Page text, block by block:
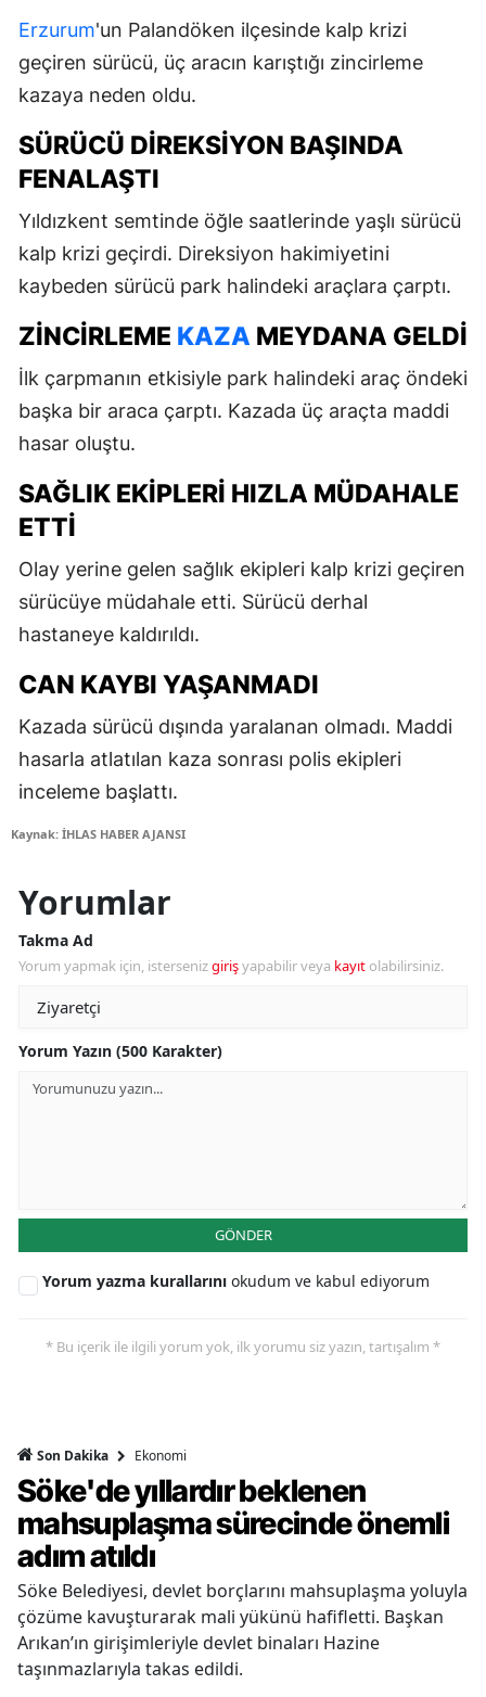
Erzurum'un Palandöken ilçesinde kalp krizi
geçiren sürücü, üç aracın karıştığı zincirleme
kazaya neden oldu.
SÜRÜCÜ DIREKSIYON BAŞINDA
FENALAŞTI
Yıldızkent semtinde öğle saatlerinde yaşlı sürücü
kalp krizi geçirdi. Direksiyon hakimiyetini
kaybeden sürücü park halindeki araçlara çarptı.
ZINCIRLEME KAZA MEYDANA GELDI
İlk çarpmanın etkisiyle park halindeki araç öndeki
başka bir araca çarptı. Kazada üç araçta maddi
hasar oluştu.
SAĞLIK EKIPLERI HIZLA MÜDAHALE
ETTI
Olay yerine gelen sağlık ekipleri kalp krizi geçiren
sürücüye müdahale etti. Sürücü derhal
hastaneye kaldırıldı.
CAN KAYBI YAŞANMADI
Kazada sürücü dışında yaralanan olmadı. Maddi
hasarla atlatılan kaza sonrası polis ekipleri
inceleme başlattı.
Kaynak: İHLAS HABER AJANSI
Yorumlar
Takma Ad
Yorum yapmak için, istersenizgirişyapabilir veya kayıt olabilirsiniz.
Yorum Yazın (500 Karakter)
GÖNDER
Yorum yazma kurallarını okudum ve kabul ediyorum
* Bu içerik ile ilgili yorum yok, ilk yorumu siz yazın, tartışalım *
Son Dakika Ekonomi
Söke'de yıllardır beklenen
mahsuplaşma sürecinde önemli
adım atıldı
Söke Belediyesi, devlet borçlarını mahsuplaşma yoluyla
çözüme kavuşturarak mali yükünü hafifletti. Başkan
Arıkan’ın girişimleriyle devlet binaları Hazine
taşınmazlarıyla takas edildi.